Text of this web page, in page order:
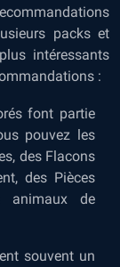
packs et
intéressants
:
font partie
pouvez les
des Flacons
des Pièces
animaux de
souvent un